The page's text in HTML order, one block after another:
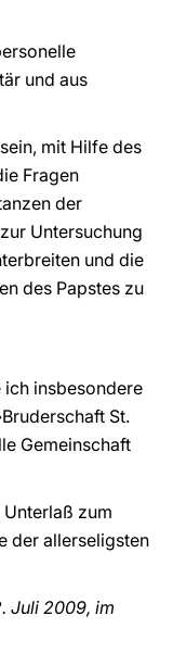
und aus
mit Hilfe des
Fragen
der
Untersuchung
und die
des Papstes zu
ich insbesondere
St.
Gemeinschaft
zum
der allerseligsten
Juli 2009, im